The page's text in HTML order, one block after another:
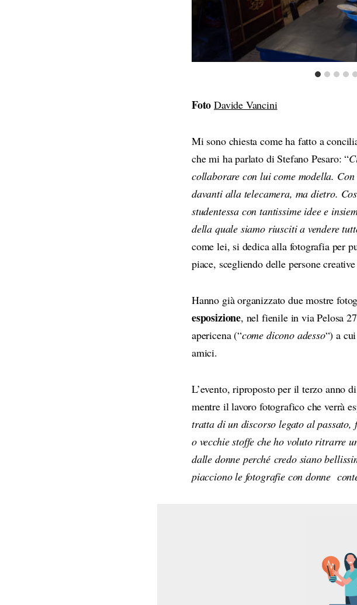
Foto Davide Vancini
Mi sono chiesta come ha fatto a
che mi ha parlato di Stefano Pesaro: “
collaborare con lui come modella.
davanti alla telecamera, ma dietro.
studentessa con tantissime idee e
della quale siamo riusciti a vendere
come lei, si dedica alla fotografia per
piace, scegliendo delle persone
Hanno già organizzato due mostre
esposizione, nel fienile in via Pelosa
apericena (“come dicono adesso“) a
amici.
L’evento, riproposto per il terzo anno
mentre il lavoro fotografico che verrà
tratta di un discorso legato al
o vecchie stoffe che ho voluto ritrarre
dalle donne perché credo siano
piacciono le fotografie con donne